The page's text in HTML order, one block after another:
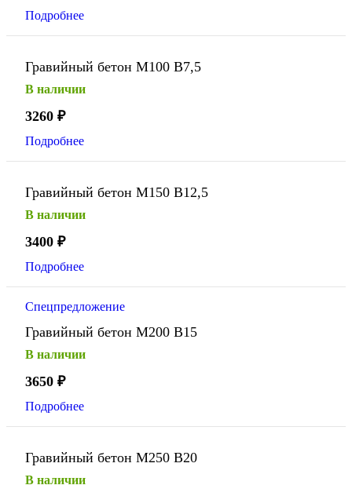
Подробнее
Гравийный бетон М100 В7,5
В наличии
3260 ₽
Подробнее
Гравийный бетон М150 В12,5
В наличии
3400 ₽
Подробнее
Спецпредложение
Гравийный бетон М200 В15
В наличии
3650 ₽
Подробнее
Гравийный бетон М250 В20
В наличии